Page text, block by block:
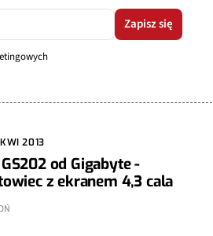
Zapisz się
2013
od Gigabyte -
z ekranem 4,3 cala